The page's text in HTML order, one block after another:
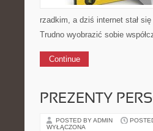
rzadkim, a dziś internet stał
Trudno wyobrazić sobie
Continue
PREZENTY
POSTED BY ADMIN
WYŁĄCZONA